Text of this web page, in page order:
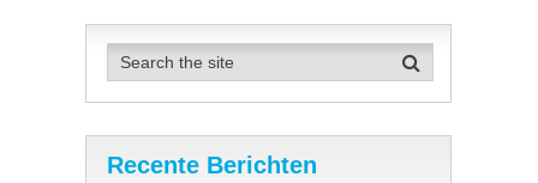
Recente Berichten